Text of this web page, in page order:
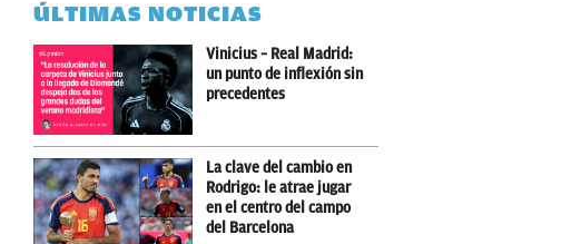
ÚLTIMAS NOTICIAS
Vinicius – Real Madrid:
un punto de inflexión sin
precedentes
La clave del cambio en
Rodrigo: le atrae jugar
en el centro del campo
del Barcelona